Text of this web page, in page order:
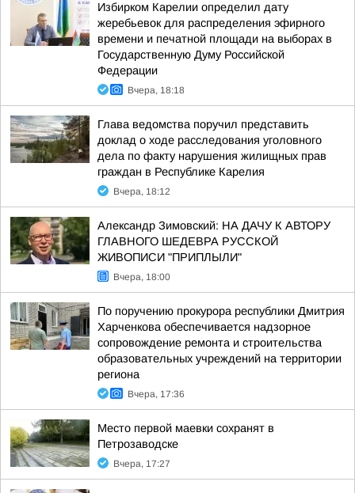
Избирком Карелии определил дату
жеребьевок для распределения эфирного
времени и печатной площади на выборах в
Государственную Думу Российской
Федерации
Вчера, 18:18
Глава ведомства поручил представить
доклад о ходе расследования уголовного
дела по факту нарушения жилищных прав
граждан в Республике Карелия
Вчера, 18:12
Александр Зимовский: НА ДАЧУ К АВТОРУ
ГЛАВНОГО ШЕДЕВРА РУССКОЙ
ЖИВОПИСИ "ПРИПЛЫЛИ"
Вчера, 18:00
По поручению прокурора республики Дмитрия
Харченкова обеспечивается надзорное
сопровождение ремонта и строительства
образовательных учреждений на территории
региона
Вчера, 17:36
Место первой маевки сохранят в
Петрозаводске
Вчера, 17:27